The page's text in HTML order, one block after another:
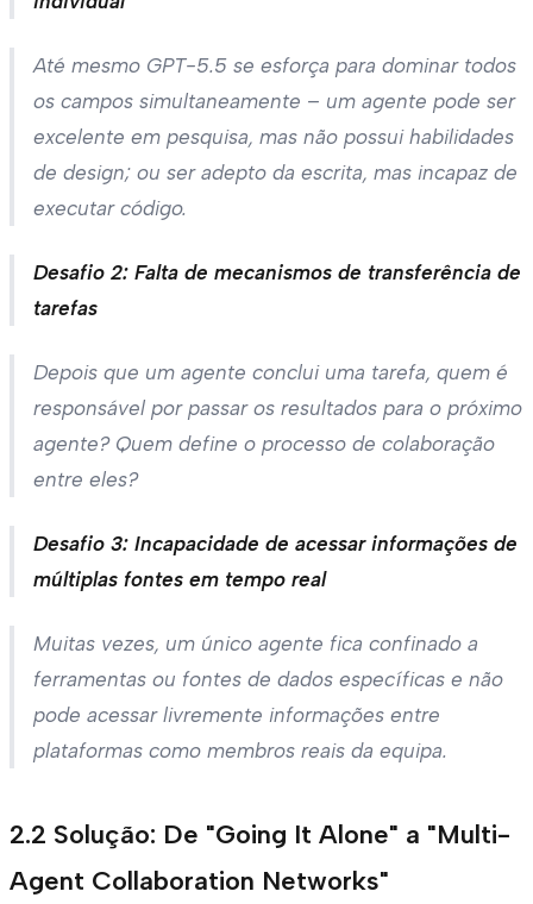
Até mesmo GPT-5.5 se esforça para dominar todos
os campos simultaneamente – um agente pode ser
excelente em pesquisa, mas não possui habilidades
de design; ou ser adepto da escrita, mas incapaz de
executar código.
Desafio 2: Falta de mecanismos de transferência de
tarefas
Depois que um agente conclui uma tarefa, quem é
responsável por passar os resultados para o próximo
agente? Quem define o processo de colaboração
entre eles?
Desafio 3: Incapacidade de acessar informações de
múltiplas fontes em tempo real
Muitas vezes, um único agente fica confinado a
ferramentas ou fontes de dados específicas e não
pode acessar livremente informações entre
plataformas como membros reais da equipa.
2.2 Solução: De "Going It Alone" a "Multi-
Agent Collaboration Networks"